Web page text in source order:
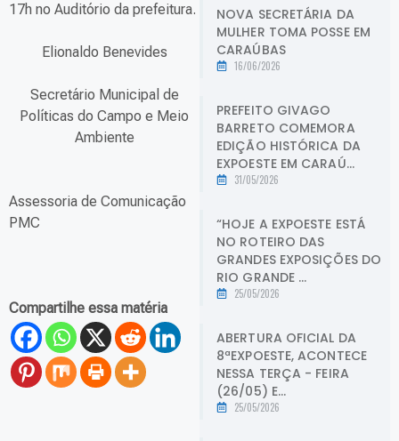
17h no Auditório da prefeitura.
Elionaldo Benevides
Secretário Municipal de
Políticas do Campo e Meio
Ambiente
Assessoria de Comunicação
PMC
Compartilhe essa matéria
NOVA SECRETÁRIA DA
MULHER TOMA POSSE EM
CARAÚBAS
16/06/2026
PREFEITO GIVAGO
BARRETO COMEMORA
EDIÇÃO HISTÓRICA DA
EXPOESTE EM CARAÚ...
31/05/2026
“HOJE A EXPOESTE ESTÁ
NO ROTEIRO DAS
GRANDES EXPOSIÇÕES DO
RIO GRANDE ...
25/05/2026
ABERTURA OFICIAL DA
8ªEXPOESTE, ACONTECE
NESSA TERÇA - FEIRA
(26/05) E...
25/05/2026